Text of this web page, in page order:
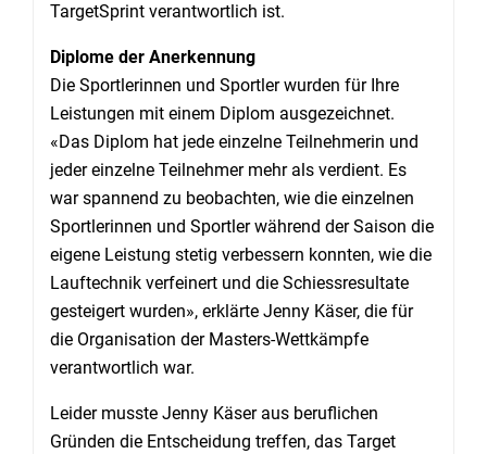
TargetSprint verantwortlich ist.
Diplome der Anerkennung
Die Sportlerinnen und Sportler wurden für Ihre
Leistungen mit einem Diplom ausgezeichnet.
«Das Diplom hat jede einzelne Teilnehmerin und
jeder einzelne Teilnehmer mehr als verdient. Es
war spannend zu beobachten, wie die einzelnen
Sportlerinnen und Sportler während der Saison die
eigene Leistung stetig verbessern konnten, wie die
Lauftechnik verfeinert und die Schiessresultate
gesteigert wurden», erklärte Jenny Käser, die für
die Organisation der Masters-Wettkämpfe
verantwortlich war.
Leider musste Jenny Käser aus beruflichen
Gründen die Entscheidung treffen, das Target